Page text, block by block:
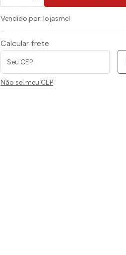
Vendido por: lojasmel
Calcular frete
Não sei meu CEP